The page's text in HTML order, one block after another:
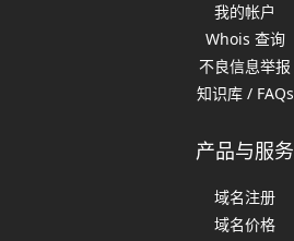
我的帐户
Whois 查询
不良信息举报
知识库 / FAQs
产品与服务
域名注册
域名价格